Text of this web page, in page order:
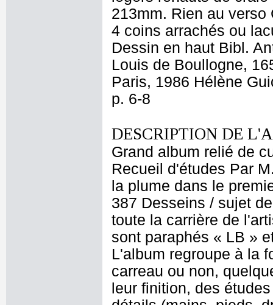
213mm. Rien au
4 coins arrachés ou
Dessin en haut Bibl.
Louis de Boullogne,
Paris, 1986 Hélène
p. 6-8
DESCRIPTION DE
Grand album relié de
Recueil d'études Par
la plume dans le
387 Desseins / sujet
toute la carrière de
sont paraphés « LB »
L'album regroupe à la
carreau ou non,
leur finition, des